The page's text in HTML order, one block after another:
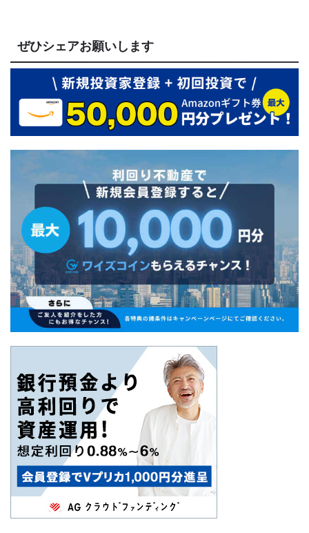
ぜひシェアお願いします